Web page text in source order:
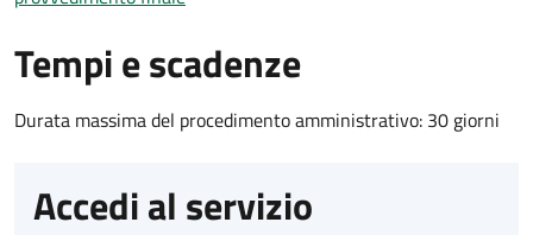
Tempi e scadenze
Durata massima del procedimento amministrativo: 30 giorni
Accedi al servizio